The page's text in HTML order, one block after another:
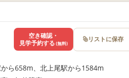
から658m、北上尾駅から1584m
空き確認・
見学予約する (無料) リストに保存